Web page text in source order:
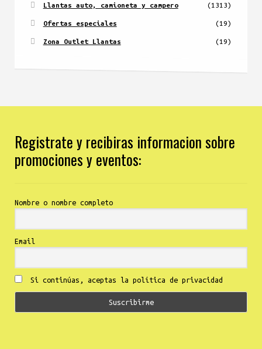
Llantas auto, camioneta y campero (1313)
Ofertas especiales (19)
Zona Outlet Llantas (19)
Registrate y recibiras informacion sobre
promociones y eventos:
Nombre o nombre completo
Email
Si continúas, aceptas la política de privacidad